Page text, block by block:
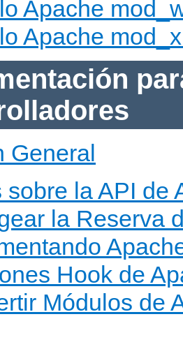
Apache
Apache
General
sobre la API de
la Reserva
Hook de
Módulos de